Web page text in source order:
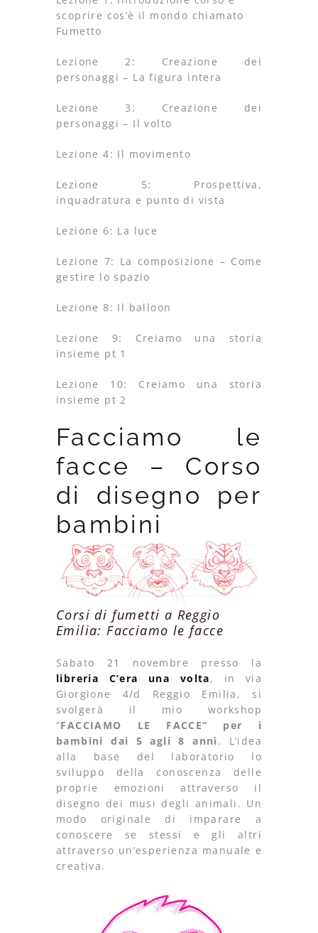
scoprire cos’è il mondo chiamato
Fumetto
Lezione 2: Creazione dei
personaggi – La figura intera
Lezione 3: Creazione dei
personaggi – Il volto
Lezione 4: Il movimento
Lezione 5: Prospettiva,
inquadratura e punto di vista
Lezione 6: La luce
Lezione 7: La composizione – Come
gestire lo spazio
Lezione 8: Il balloon
Lezione 9: Creiamo una storia
insieme pt 1
Lezione 10: Creiamo una storia
insieme pt 2
Facciamo le
facce – Corso
di disegno per
bambini
Corsi di fumetti a Reggio
Emilia: Facciamo le facce
Sabato 21 novembre presso la
libreria C’era una volta, in via
Giorgione 4/d Reggio Emilia, si
svolgerà il mio workshop
“FACCIAMO LE FACCE” per i
bambini dai 5 agli 8 anni . L’idea
alla base del laboratorio lo
sviluppo della conoscenza delle
proprie emozioni attraverso il
disegno dei musi degli animali. Un
modo originale di imparare a
conoscere se stessi e gli altri
attraverso un’esperienza manuale e
creativa.